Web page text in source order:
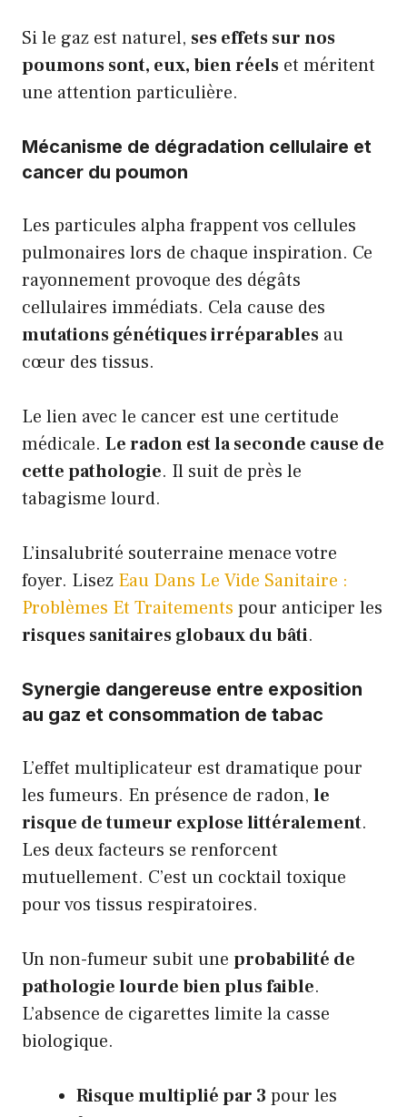
Si le gaz est naturel, ses effets sur nos
poumons sont, eux, bien réels et méritent
une attention particulière.
Mécanisme de dégradation cellulaire et
cancer du poumon
Les particules alpha frappent vos cellules
pulmonaires lors de chaque inspiration. Ce
rayonnement provoque des dégâts
cellulaires immédiats. Cela cause des
mutations génétiques irréparables au
cœur des tissus.
Le lien avec le cancer est une certitude
médicale. Le radon est la seconde cause de
cette pathologie. Il suit de près le
tabagisme lourd.
L’insalubrité souterraine menace votre
foyer. Lisez Eau Dans Le Vide Sanitaire :
Problèmes Et Traitements pour anticiper les
risques sanitaires globaux du bâti.
Synergie dangereuse entre exposition
au gaz et consommation de tabac
L’effet multiplicateur est dramatique pour
les fumeurs. En présence de radon, le
risque de tumeur explose littéralement.
Les deux facteurs se renforcent
mutuellement. C’est un cocktail toxique
pour vos tissus respiratoires.
Un non-fumeur subit une probabilité de
pathologie lourde bien plus faible.
L’absence de cigarettes limite la casse
biologique.
Risque multiplié par 3 pour les